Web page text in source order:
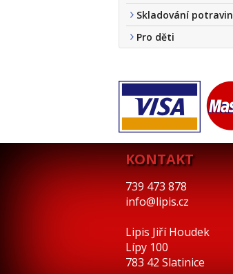
Skladování potravin
Pro děti
KONTAKT
739 473 878
info@lipis.cz
Lipis Jiří Houdek
Lípy 100
783 42 Slatinice